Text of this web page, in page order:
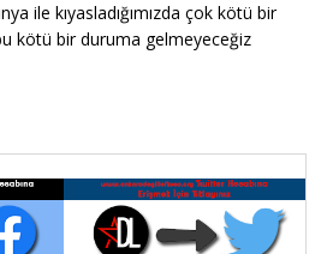
ile kıyasladığımızda çok kötü bir
kötü bir duruma gelmeyeceğiz